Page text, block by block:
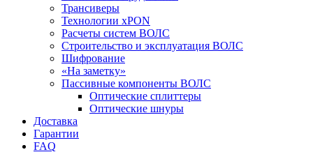
Трансиверы
Технологии xPON
Расчеты систем ВОЛС
Строительство и эксплуатация ВОЛС
Шифрование
«На заметку»
Пассивные компоненты ВОЛС
Оптические сплиттеры
Оптические шнуры
Доставка
Гарантии
FAQ